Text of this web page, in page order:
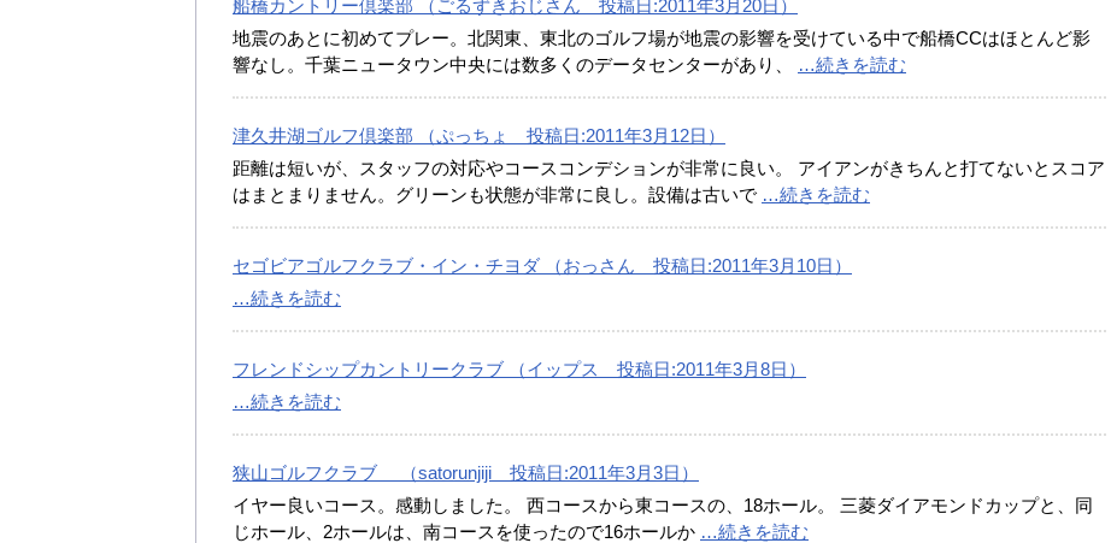
船橋カントリー倶楽部 （ごるずきおじさん 投稿日:2011年3月20日）
地震のあとに初めてプレー。北関東、東北のゴルフ場が地震の影響を受けている中で船橋CCはほとんど影
響なし。千葉ニュータウン中央には数多くのデータセンターがあり、
…続きを読む
津久井湖ゴルフ倶楽部 （ぷっちょ 投稿日:2011年3月12日）
距離は短いが、スタッフの対応やコースコンデションが非常に良い。 アイアンがきちんと打てないとスコア
はまとまりません。グリーンも状態が非常に良し。設備は古いで …続きを読む
セゴビアゴルフクラブ・イン・チヨダ （おっさん 投稿日:2011年3月10日）
…続きを読む
フレンドシップカントリークラブ （イップス 投稿日:2011年3月8日）
…続きを読む
狭山ゴルフクラブ （satorunjiji 投稿日:2011年3月3日）
イヤー良いコース。感動しました。 西コースから東コースの、18ホール。 三菱ダイアモンドカップと、同
じホール、2ホールは、南コースを使ったので16ホールか …続きを読む